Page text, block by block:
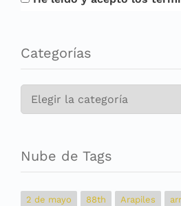
Categorías
Categorías
Nube de Tags
2 de mayo 88th Arapiles